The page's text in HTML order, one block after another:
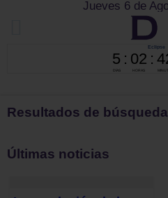
Jueves 6 de
Resultados de
Últimas noticias